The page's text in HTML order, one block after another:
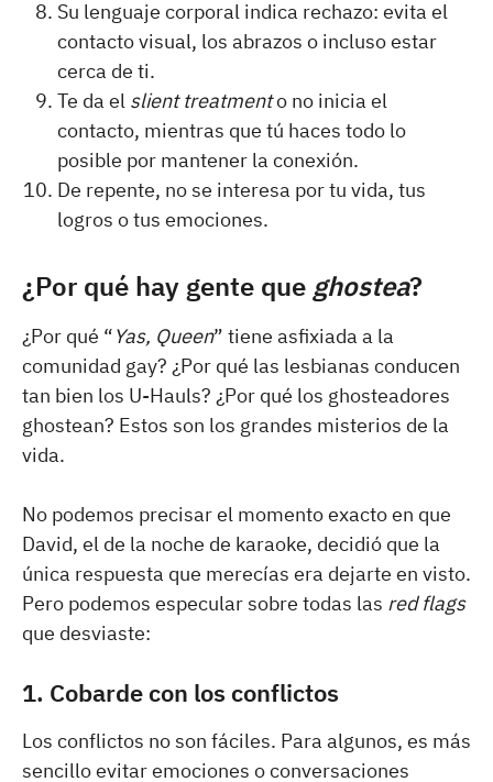
Su lenguaje corporal indica rechazo: evita el
contacto visual, los abrazos o incluso estar
cerca de ti.
Te da el slient treatmento no inicia el
contacto, mientras que tú haces todo lo
posible por mantener la conexión.
De repente, no se interesa por tu vida, tus
logros o tus emociones.
¿Por qué hay gente que ghostea?
¿Por qué “Yas, Queen” tiene asfixiada a la
comunidad gay? ¿Por qué las lesbianas conducen
tan bien los U-Hauls? ¿Por qué los ghosteadores
ghostean? Estos son los grandes misterios de la
vida.
No podemos precisar el momento exacto en que
David, el de la noche de karaoke, decidió que la
única respuesta que merecías era dejarte en visto.
Pero podemos especular sobre todas las red flags
que desviaste:
1. Cobarde con los conflictos
Los conflictos no son fáciles. Para algunos, es más
sencillo evitar emociones o conversaciones